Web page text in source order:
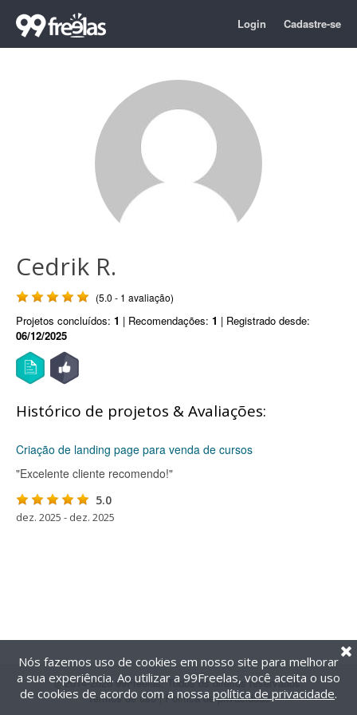
Login Cadastre-se
Cedrik R.
(5.0 - 1 avaliação)
Projetos concluídos: 1 | Recomendações: 1 | Registrado desde:
06/12/2025
Histórico de projetos & Avaliações:
Criação de landing page para venda de cursos
"Excelente cliente recomendo!"
5.0
dez. 2025 - dez. 2025
@2014-2026 99Freelas. Todos os direitos reservados.
Termos de uso| Política de privacidade
Nós fazemos uso de cookies em nosso site para melhorar
a sua experiência. Ao utilizar a 99Freelas, você aceita o uso
de cookies de acordo com a nossa política de privacidade.